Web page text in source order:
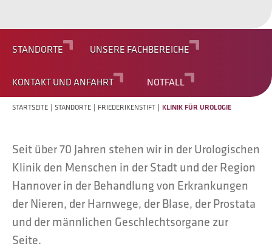
STANDORTE UNSERE FACHBEREICHE
KONTAKT UND ANFAHRT NOTFALL
STARTSEITE STANDORTE FRIEDERIKENSTIFT KLINIK FÜR UROLOGIE
Seit über 70 Jahren stehen wir in der Urologischen
Klinik den Menschen in der Stadt und der Region
Hannover in der Behandlung von Erkrankungen
der Nieren, der Harnwege, der Blase, der Prostata
und der männlichen Geschlechtsorgane zur
Seite.